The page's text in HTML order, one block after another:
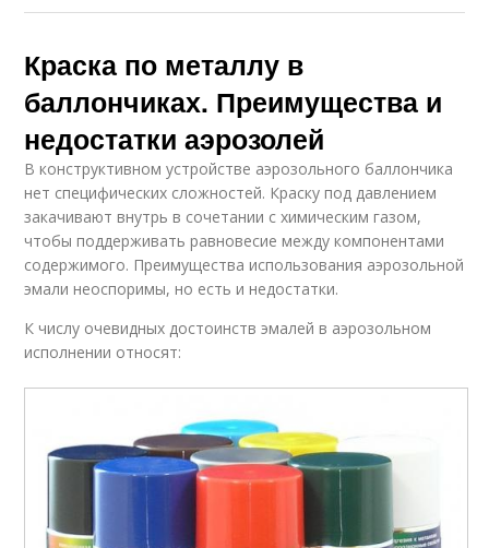
Краска по металлу в
баллончиках. Преимущества и
недостатки аэрозолей
В конструктивном устройстве аэрозольного баллончика
нет специфических сложностей. Краску под давлением
закачивают внутрь в сочетании с химическим газом,
чтобы поддерживать равновесие между компонентами
содержимого. Преимущества использования аэрозольной
эмали неоспоримы, но есть и недостатки.
К числу очевидных достоинств эмалей в аэрозольном
исполнении относят: